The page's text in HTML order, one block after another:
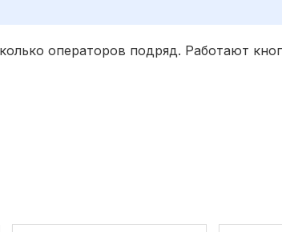
операторов подряд. Работают